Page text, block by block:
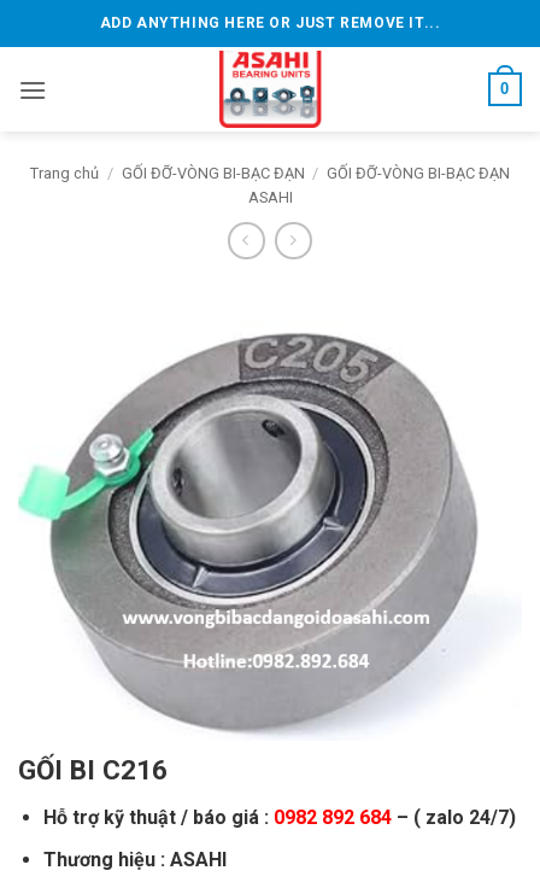
qua
dung
ADD ANYTHING HERE OR JUST REMOVE IT...
0
Trang chủ / GỐI ĐỠ-VÒNG BI-BẠC ĐẠN / GỐI ĐỠ-VÒNG BI-BẠC ĐẠN
ASAHI
GỐI BI C216
Hỗ trợ kỹ thuật / báo giá :0982 892 684– ( zalo 24/7)
Thương hiệu : ASAHI